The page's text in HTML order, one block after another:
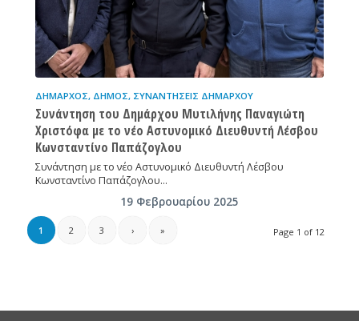
ΔΉΜΑΡΧΟΣ, ΔΉΜΟΣ, ΣΥΝΑΝΤΉΣΕΙΣ ΔΗΜΆΡΧΟΥ
Συνάντηση του Δημάρχου Μυτιλήνης Παναγιώτη
Χριστόφα με το νέο Αστυνομικό Διευθυντή Λέσβου
Κωνσταντίνο Παπάζογλου
Συνάντηση με το νέο Αστυνομικό Διευθυντή Λέσβου
Κωνσταντίνο Παπάζογλου…
19 Φεβρουαρίου 2025
Page 1 of 12
1 2 3 › »